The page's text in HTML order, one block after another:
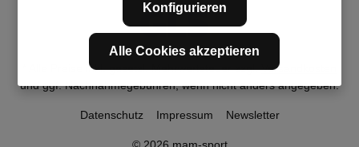
* Alle Preise inkl. gesetzl. Mehrwertsteuer zzgl.Versandkosten
und ggf. Nachnahmegebühren, wenn nicht anders angegeben.
Datenschutz Impressum Newsletter
Konfigurieren
Alle Cookies akzeptieren